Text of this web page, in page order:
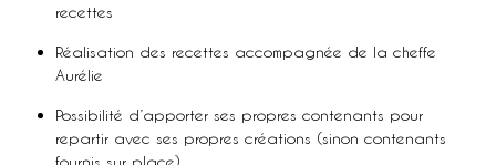
recettes
Réalisation des recettes accompagnée de la cheffe
Aurélie
Possibilité d’apporter ses propres contenants pour
repartir avec ses propres créations (sinon contenants